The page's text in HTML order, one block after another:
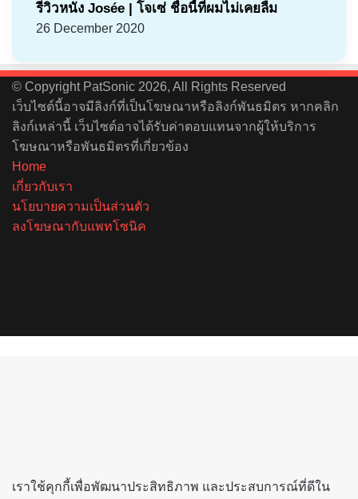
รีวิวหนัง Josée | โจเซ่ ชื่อนี้ที่ผมไม่เคยลืม
26 December 2020
© Copyright PatSonic 2026, All Rights Reserved
เว็บไซต์นี้อาจมีลิงก์ที่เป็นโฆษณาหรือลิงก์พันธมิตร หากคลิก
ลิงก์เหล่านี้ เว็บไซต์อาจได้รับค่าตอบแทนจากผู้ให้บริการ
โฆษณาหรือพันธมิตรที่เกี่ยวข้อง
Home
เกี่ยวกับเรา
นโยบายความเป็นส่วนตัว
ลงโฆษณากับแพทโซนิค
เราใช้คุกกี้เพื่อพัฒนาประสิทธิภาพ และประสบการณ์ที่ดีใน